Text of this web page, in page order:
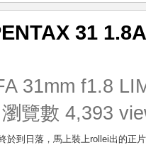
31
31mm f1.8
瀏覽數 4,393
於到日落，馬上裝上rollei出的正